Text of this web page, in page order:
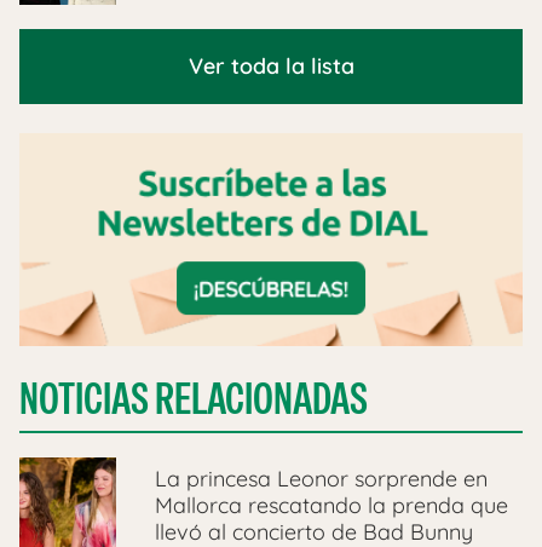
Ver toda la lista
NOTICIAS RELACIONADAS
La princesa Leonor sorprende en
Mallorca rescatando la prenda que
llevó al concierto de Bad Bunny